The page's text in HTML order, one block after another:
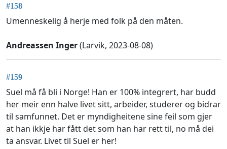
#158
Umenneskelig å herje med folk på den måten.
Andreassen Inger(Larvik, 2023-08-08)
#159
Suel må få bli i Norge! Han er 100% integrert, har budd
her meir enn halve livet sitt, arbeider, studerer og bidrar
til samfunnet. Det er myndigheitene sine feil som gjer
at han ikkje har fått det som han har rett til, no må dei
ta ansvar. Livet til Suel er her!